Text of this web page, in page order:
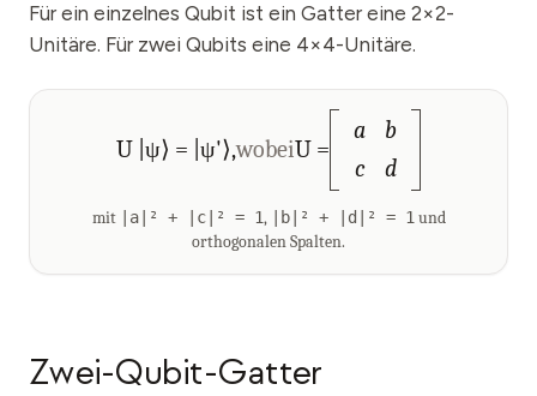
Für ein einzelnes Qubit ist ein Gatter eine 2×2-
Unitäre. Für zwei Qubits eine 4×4-Unitäre.
U |ψ⟩ = |ψ'⟩,wobeiU =
a
b
c
d
mit |a|² + |c|² = 1, |b|² + |d|² = 1und
orthogonalen Spalten.
Zwei-Qubit-Gatter